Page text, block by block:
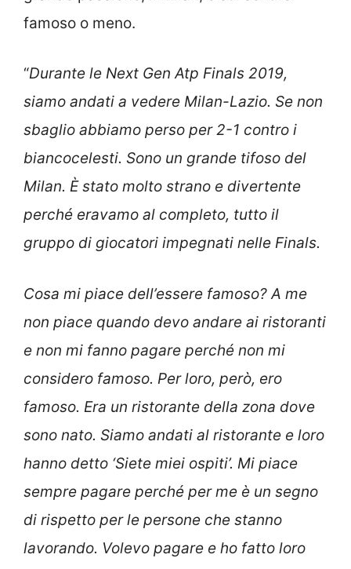
famoso o meno.
“Durante le Next Gen Atp Finals 2019,
siamo andati a vedere Milan-Lazio. Se non
sbaglio abbiamo perso per 2-1 contro i
biancocelesti. Sono un grande tifoso del
Milan. È stato molto strano e divertente
perché eravamo al completo, tutto il
gruppo di giocatori impegnati nelle Finals.
Cosa mi piace dell’essere famoso? A me
non piace quando devo andare ai ristoranti
e non mi fanno pagare perché non mi
considero famoso. Per loro, però, ero
famoso. Era un ristorante della zona dove
sono nato. Siamo andati al ristorante e loro
hanno detto ‘Siete miei ospiti’. Mi piace
sempre pagare perché per me è un segno
di rispetto per le persone che stanno
lavorando. Volevo pagare e ho fatto loro